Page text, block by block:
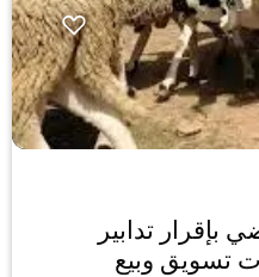
بإقرار تدابير
تسويق وبيع